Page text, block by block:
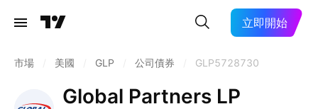
立即開始
市場 美國 GLP 公司債券 GLP5728730
Global Partners LP